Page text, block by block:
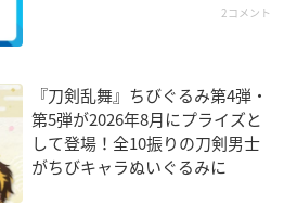
2コメント
『刀剣乱舞』ちびぐるみ第4弾・
第5弾が2026年8月にプライズと
して登場！全10振りの刀剣男士
がちびキャラぬいぐるみに